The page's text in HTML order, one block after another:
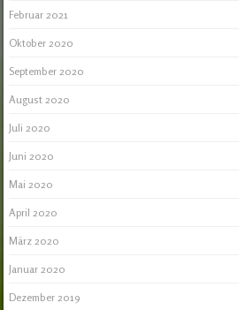
Februar 2021
Oktober 2020
September 2020
August 2020
Juli 2020
Juni 2020
Mai 2020
April 2020
März 2020
Januar 2020
Dezember 2019